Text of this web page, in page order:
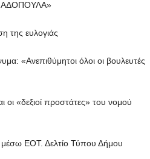
της ευλογιάς
«Ανεπιθύμητοι όλοι οι βουλευτές
«δεξιοί προστάτες» του νομού
ΕΟΤ. Δελτίο Τύπου Δήμου